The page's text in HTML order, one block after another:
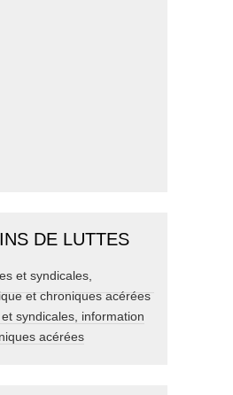
DE LUTTES
syndicales, information
acérées